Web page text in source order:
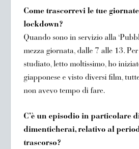
Come trascorrevi le tue
lockdown?
Quando sono in servizio alla
mezza giornata, dalle 7 alle 13.
studiato, letto moltissimo, ho
giapponese e visto diversi film,
non avevo tempo di fare.
C’è un episodio in particolare
dimenticherai, relativo al
trascorso?